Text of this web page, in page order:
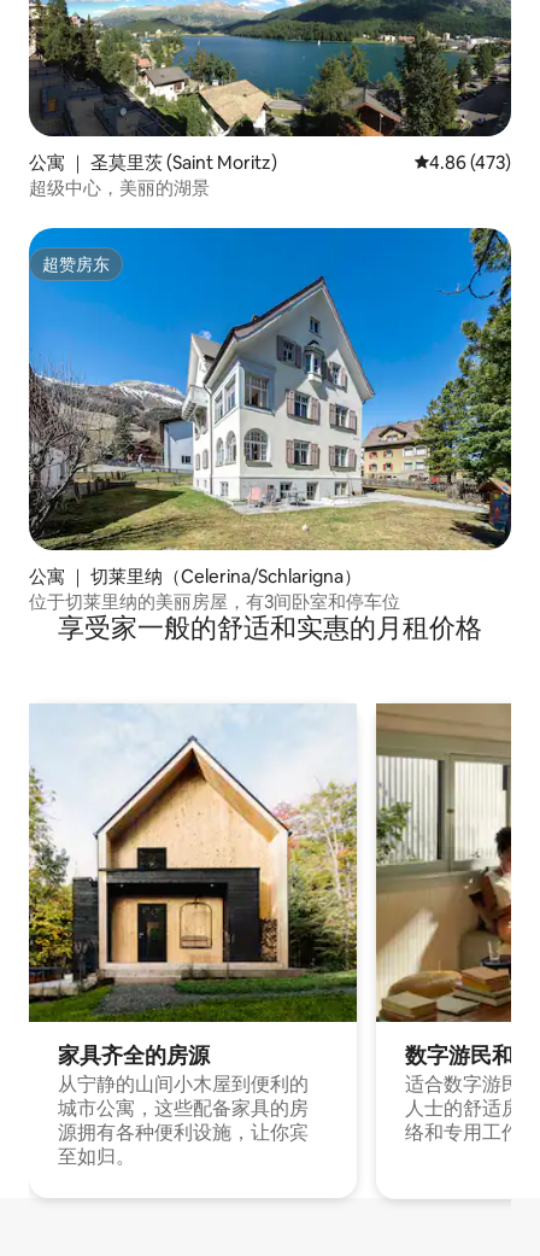
公寓 ｜ 圣莫里茨 (Saint Moritz) 平均评分 4.86
4.86 (473)
超级中心，美丽的湖景
超赞房东
超赞房东
公寓 ｜ 切莱里纳（Celerina/Schlarigna）
位于切莱里纳的美丽房屋，有3间卧室和停车位
享受家一般的舒适和实惠的月租价格
家具齐全的房源
从宁静的山间小木屋到便利的
城市公寓，这些配备家具的房
源拥有各种便利设施，让你宾
至如归。
数字游民和
适合数字游民
人士的舒适房
络和专用工作